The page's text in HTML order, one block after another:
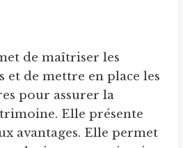
de maîtriser les
et de mettre en place les
pour assurer la
Elle présente
avantages. Elle permet